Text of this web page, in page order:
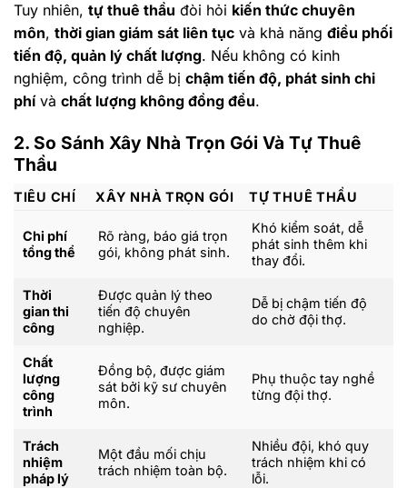
Tuy nhiên, tự thuê thầu đòi hỏi kiến thức chuyên
môn, thời gian giám sát liên tục và khả năng điều phối
tiến độ, quản lý chất lượng. Nếu không có kinh
nghiệm, công trình dễ bị chậm tiến độ, phát sinh chi
phívà chất lượng không đồng đều.
2. So Sánh Xây Nhà Trọn Gói Và Tự Thuê
Thầu
TIÊU CHÍ XÂY NHÀ TRỌN GÓI TỰ THUÊ THẦU
Chi phí
tổng thể
Rõ ràng, báo giá trọn
gói, không phát sinh.
Khó kiểm soát, dễ
phát sinh thêm khi
thay đổi.
Thời
gian thi
công
Được quản lý theo
tiến độ chuyên
nghiệp.
Dễ bị chậm tiến độ
do chờ đội thợ.
Chất
lượng
công
trình
Đồng bộ, được giám
sát bởi kỹ sư chuyên
môn.
Phụ thuộc tay nghề
từng đội thợ.
Trách
nhiệm
pháp lý
Một đầu mối chịu
trách nhiệm toàn bộ.
Nhiều đội, khó quy
trách nhiệm khi có
lỗi.